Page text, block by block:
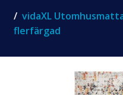
vidaXL
flerfärgad